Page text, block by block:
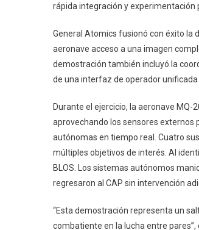
rápida integración y experimentación
General Atomics fusionó con éxito la
aeronave acceso a una imagen
demostración también incluyó la
de una interfaz de operador
Durante el ejercicio, la aeronave
aprovechando los sensores
autónomas en tiempo real. Cuatro
múltiples objetivos de interés. Al
BLOS. Los sistemas autónomos
regresaron al CAP sin intervención
“Esta demostración representa un
combatiente en la lucha entre